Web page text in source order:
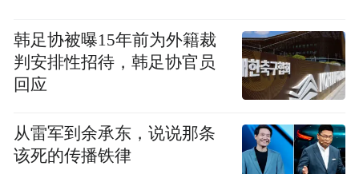
韩足协被曝15年前为外籍裁
判安排性招待，韩足协官员
回应
从雷军到余承东，说说那条
该死的传播铁律